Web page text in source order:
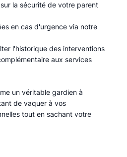
la sécurité de votre parent
en cas d'urgence via notre
l'historique des interventions
aux services
un véritable gardien à
de vaquer à vos
tout en sachant votre